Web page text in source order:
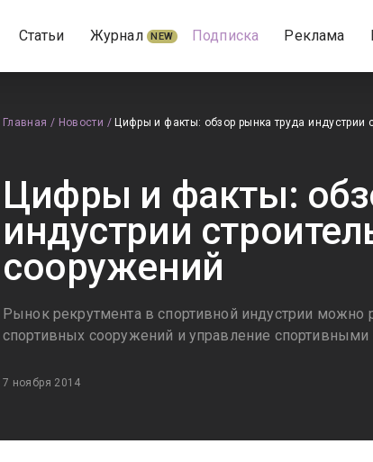
Статьи Журнал NEW Подписка Реклама
Главная / Новости / Цифры и факты: обзор рынка труда индустрии
Цифры и факты:
индустрии
сооружений
Рынок рекрутмента в спортивной индустрии можно
спортивных сооружений и управление спортивными
7 ноября 2014